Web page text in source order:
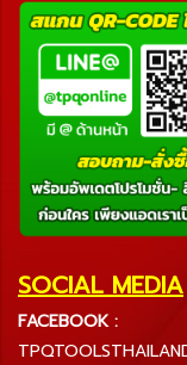
SOCIAL MEDIA
FACEBOOK :